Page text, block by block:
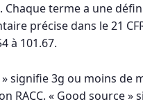
Chaque terme a une
précise dans le 21
à 101.67.
signifie 3g ou moins de
RACC. « Good source »